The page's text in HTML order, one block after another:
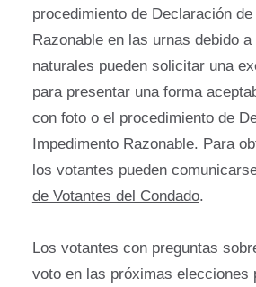
procedimiento de Declaración
Razonable en las urnas debido
naturales pueden solicitar una
para presentar una forma
con foto o el procedimiento de
Impedimento Razonable. Para
los votantes pueden
de Votantes del Condado.
Los votantes con preguntas
voto en las próximas elecciones